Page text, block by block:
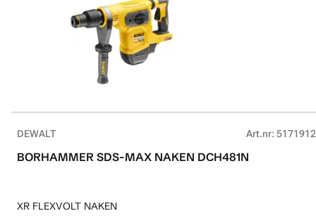
DEWALT Art.nr:
BORHAMMER SDS-MAX NAKEN DCH481N
XR FLEXVOLT NAKEN